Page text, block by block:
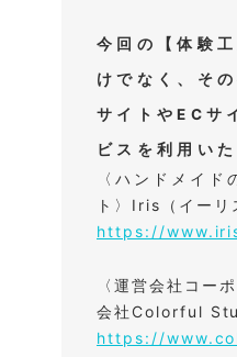
今回の【体験
けでなく、そ
サイトやECサ
ビスを利用い
〈ハンドメイド
ト〉Iris（イーリ
https://
〈運営会社コー
会社Colorful
https://